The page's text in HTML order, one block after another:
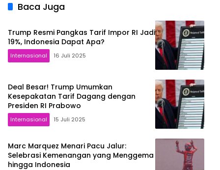
Baca Juga
Trump Resmi Pangkas Tarif Impor RI Jadi
19%, Indonesia Dapat Apa?
Internasional 16 Juli 2025
Deal Besar! Trump Umumkan
Kesepakatan Tarif Dagang dengan
Presiden RI Prabowo
Internasional 15 Juli 2025
Marc Marquez Menari Pacu Jalur:
Selebrasi Kemenangan yang Menggema
hingga Indonesia